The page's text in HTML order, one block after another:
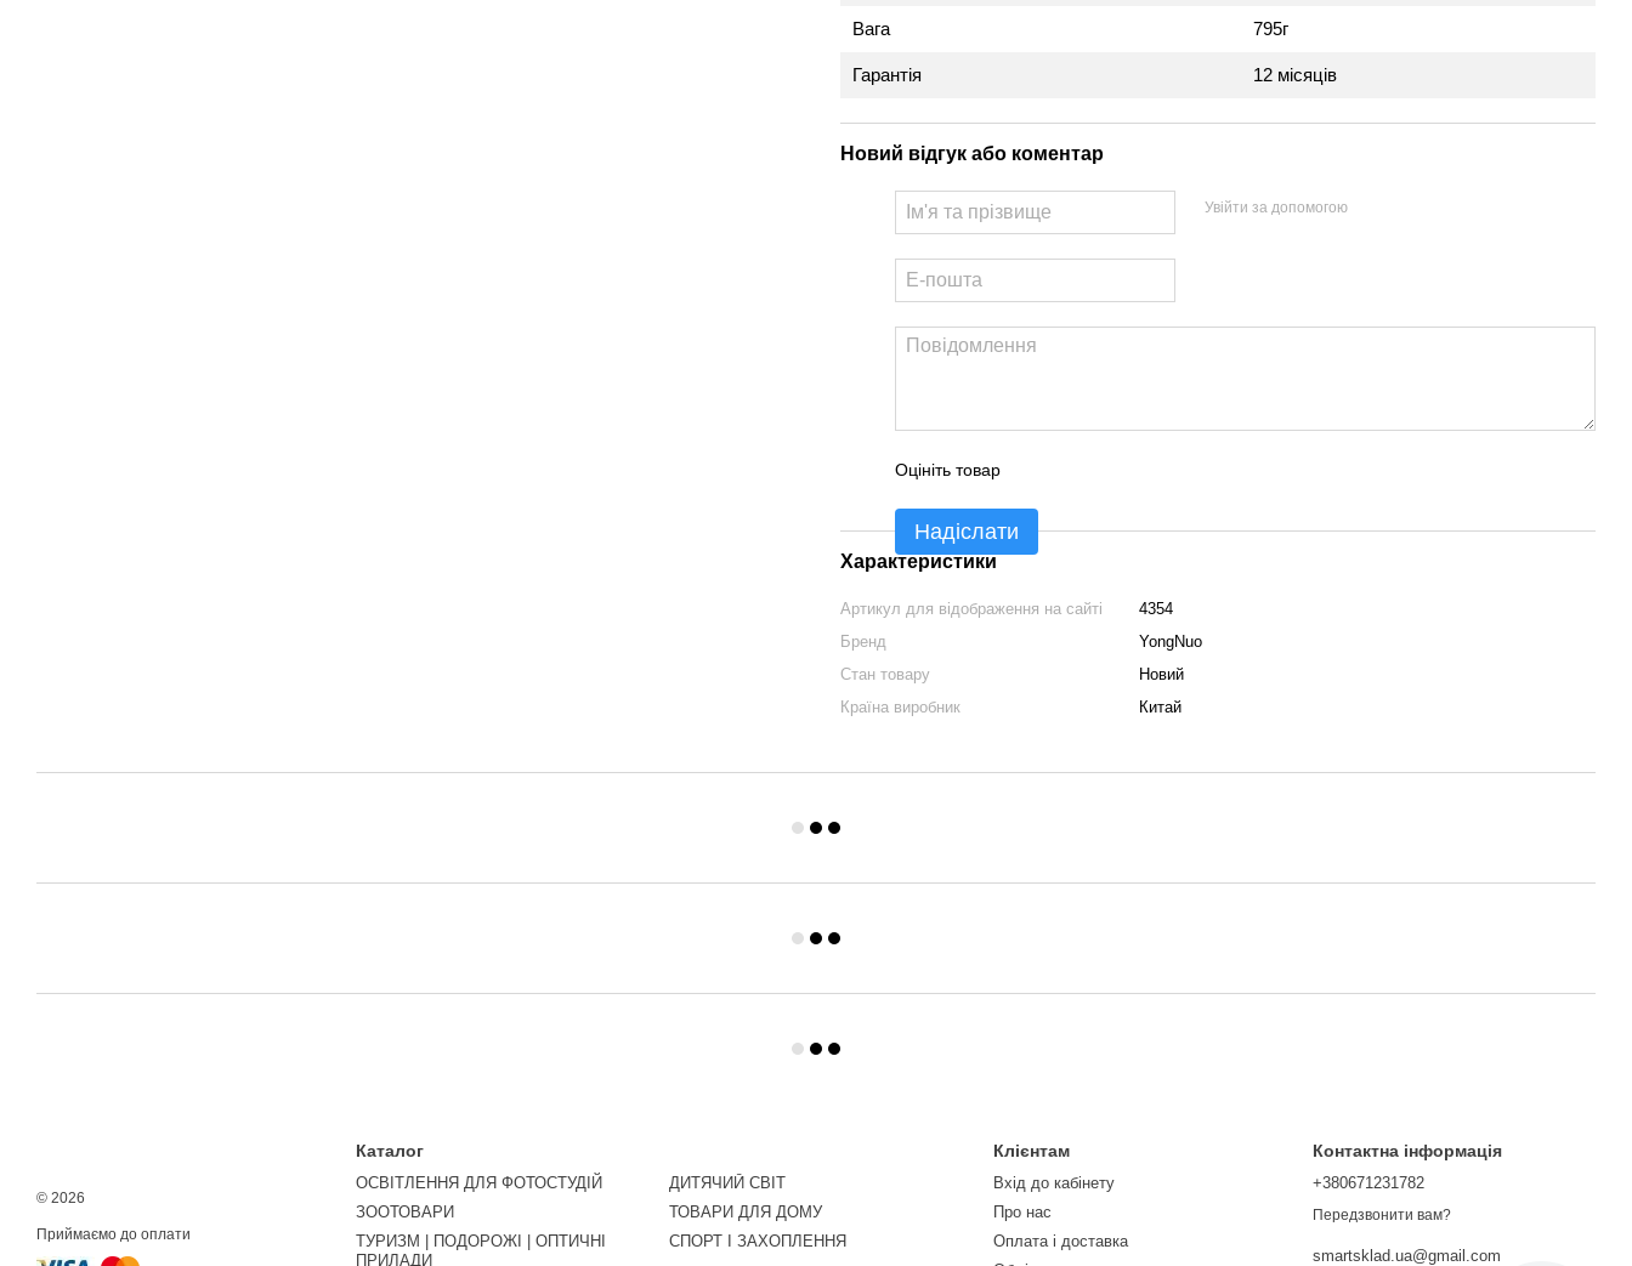
Вага 795г
Гарантія 12 місяців
Новий відгук або коментар
Увійти за допомогою
Оцініть товар
Надіслати
Характеристики
Артикул для відображення на сайті
4354
Бренд
YongNuo
Стан товару
Новий
Країна виробник
Китай
© 2026
Приймаємо до оплати
Каталог
ОСВІТЛЕННЯ ДЛЯ ФОТОСТУДІЙ
ЗООТОВАРИ
ТУРИЗМ | ПОДОРОЖІ | ОПТИЧНІ
ПРИЛАДИ
ДИТЯЧИЙ СВІТ
ТОВАРИ ДЛЯ ДОМУ
СПОРТ І ЗАХОПЛЕННЯ
Клієнтам
Вхід до кабінету
Про нас
Оплата і доставка
Контактна інформація
+380671231782
Передзвонити вам?
smartsklad.ua@gmail.com